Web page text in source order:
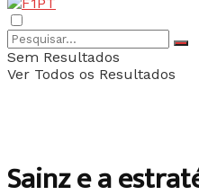
Sem Resultados
Ver Todos os Resultados
Sainz e a